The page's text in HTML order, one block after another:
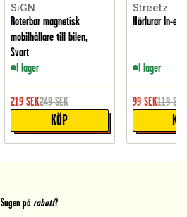
SiGN
Roterbar magnetisk
mobilhållare till bilen,
Svart
I lager
219 SEK249 SEK
KÖP
Streetz
Hörlurar In-ear
I lager
99 SEK119 SEK
Sugen på rabatt?